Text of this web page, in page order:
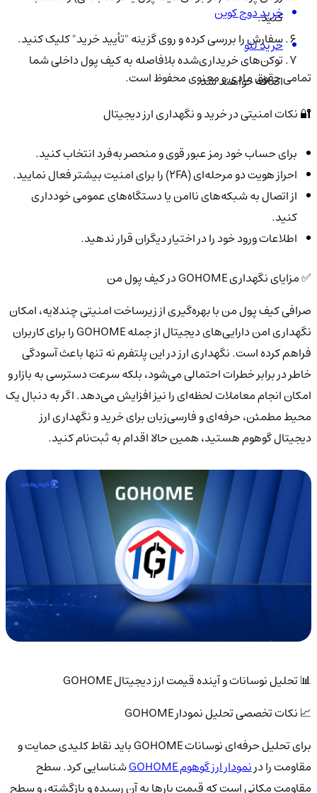
کنید.
سفارش را بررسی کرده و روی گزینه "تأیید خرید" کلیک کنید.
توکن‌های خریداری‌شده بلافاصله به کیف پول داخلی شما
اضافه خواهند شد.
🔐 نکات امنیتی در خرید و نگهداری ارز دیجیتال
برای حساب خود رمز عبور قوی و منحصر به‌فرد انتخاب کنید.
احراز هویت دو مرحله‌ای (2FA) را برای امنیت بیشتر فعال نمایید.
از اتصال به شبکه‌های ناامن یا دستگاه‌های عمومی خودداری
کنید.
اطلاعات ورود خود را در اختیار دیگران قرار ندهید.
✅ مزایای نگهداری GOHOME در کیف پول من
صرافی کیف پول من با بهره‌گیری از زیرساخت امنیتی چندلایه، امکان
نگهداری امن دارایی‌های دیجیتال از جمله GOHOME را برای کاربران
فراهم کرده است. نگهداری ارز در این پلتفرم نه تنها باعث آسودگی
خاطر در برابر خطرات احتمالی می‌شود، بلکه سرعت دسترسی به بازار و
امکان انجام معاملات لحظه‌ای را نیز افزایش می‌دهد. اگر به دنبال یک
محیط مطمئن، حرفه‌ای و فارسی‌زبان برای خرید و نگهداری ارز
دیجیتال گوهوم هستید، همین حالا اقدام به ثبت‌نام کنید.
📊 تحلیل نوسانات و آینده قیمت ارز دیجیتال GOHOME
📈 نکات تخصصی تحلیل نمودار GOHOME
برای تحلیل حرفه‌ای نوسانات GOHOME باید نقاط کلیدی حمایت و
مقاومت را درنمودار ارز گوهوم GOHOME
شناسایی کرد. سطح
مقاومت مکانی است که قیمت بارها به آن رسیده و بازگشته، و سطح
خرید دوج کوین
خرید لئو
تمامی حقوق مادی و معنوی محفوظ است.